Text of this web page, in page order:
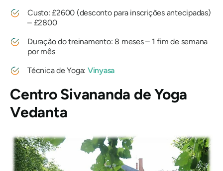
Custo: £2600 (desconto para inscrições antecipadas)
– £2800
Duração do treinamento: 8 meses – 1 fim de semana
por mês
Técnica de Yoga: Vinyasa
Centro Sivananda de Yoga
Vedanta